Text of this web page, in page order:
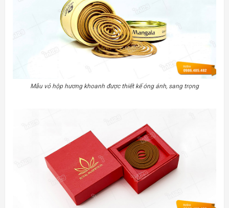
Mẫu vỏ hộp hương khoanh được thiết kế óng ánh, sang trọng